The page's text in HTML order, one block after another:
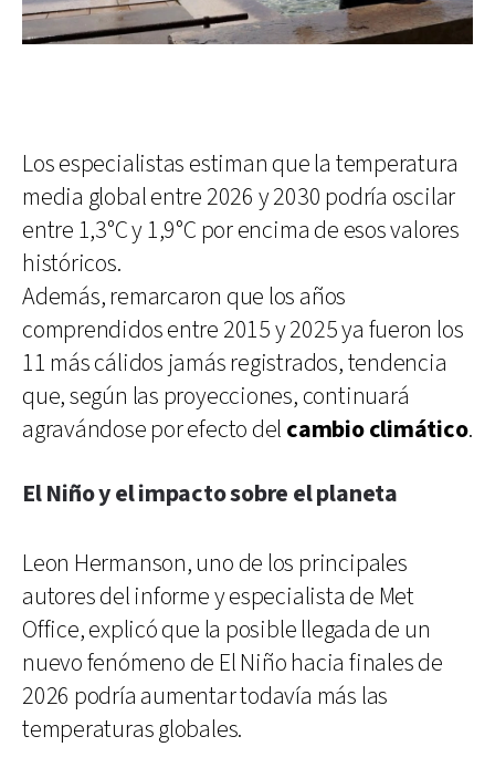
Los especialistas estiman que la temperatura
media global entre 2026 y 2030 podría oscilar
entre 1,3°C y 1,9°C por encima de esos valores
históricos.
Además, remarcaron que los años
comprendidos entre 2015 y 2025 ya fueron los
11 más cálidos jamás registrados, tendencia
que, según las proyecciones, continuará
agravándose por efecto del cambio climático.
El Niño y el impacto sobre el planeta
Leon Hermanson, uno de los principales
autores del informe y especialista de Met
Office, explicó que la posible llegada de un
nuevo fenómeno de El Niño hacia finales de
2026 podría aumentar todavía más las
temperaturas globales.